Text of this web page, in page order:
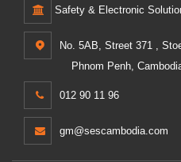
Safety & Electronic
No. 5AB, Street 371 ,
Phnom Penh,
012 90 11 96
gm@sescambodia.com